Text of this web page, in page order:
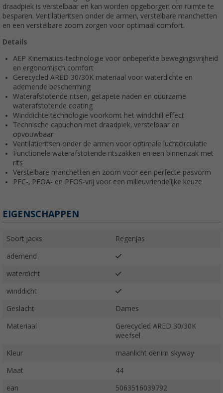
draadpiek is verstelbaar en kan worden opgeborgen om ruimte te
besparen. Ventilatieritsen onder de armen, verstelbare manchetten
en een verstelbare zoom zorgen voor optimaal comfort.
Details
AEP Kinematics-technologie voor onbeperkte bewegingsvrijheid
en ergonomisch comfort
Gerecycled ARED 30/30K materiaal voor waterdichte en
ademende bescherming
Waterafstotende ritsen, getapete naden en duurzame
waterafstotende coating
Winddichte technologie voorkomt het windchill effect
Technische capuchon met draadpiek, verstelbaar en
opvouwbaar
Ventilatieritsen onder de armen voor optimale luchtcirculatie
Functionele waterafstotende ritszakken en een binnenzak met
rits
Verstelbare manchetten en zoom voor een perfecte pasvorm
PFC-, PFOA- en PFOS-vrij voor een milieuvriendelijke keuze
EIGENSCHAPPEN
Soort jacks Regenjas
ademend
waterdicht
winddicht
Geslacht Dames
Materiaal
Gerecycled ARED 30/30K
weefsel
Kleur maanlicht denim skyway
Maat 44
ean 5063516039792